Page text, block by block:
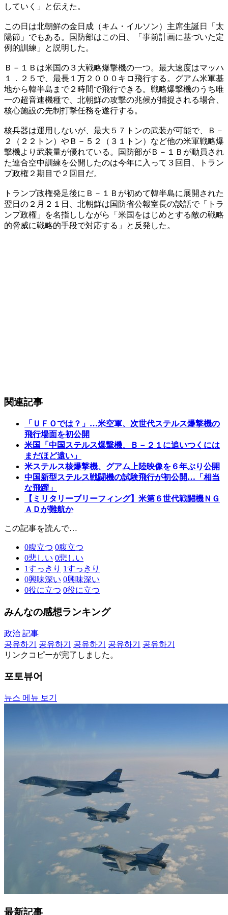
していく」と伝えた。
この日は北朝鮮の金日成（キム・イルソン）主席生誕日「太
陽節」でもある。国防部はこの日、「事前計画に基づいた定
例的訓練」と説明した。
Ｂ－１Ｂは米国の３大戦略爆撃機の一つ。最大速度はマッハ
１．２５で、最長１万２０００キロ飛行する。グアム米軍基
地から韓半島まで２時間で飛行できる。戦略爆撃機のうち唯
一の超音速機種で、北朝鮮の攻撃の兆候が捕捉される場合、
核心施設の先制打撃任務を遂行する。
核兵器は運用しないが、最大５７トンの武装が可能で、Ｂ－
２（２２トン）やＢ－５２（３１トン）など他の米軍戦略爆
撃機より武装量が優れている。国防部がＢ－１Ｂが動員され
た連合空中訓練を公開したのは今年に入って３回目、トラン
プ政権２期目で２回目だ。
トランプ政権発足後にＢ－１Ｂが初めて韓半島に展開された
翌日の２月２１日、北朝鮮は国防省公報室長の談話で「トラ
ンプ政権」を名指ししながら「米国をはじめとする敵の戦略
的脅威に戦略的手段で対応する」と反発した。
関連記事
「ＵＦＯでは？」…米空軍、次世代ステルス爆撃機の
飛行場面を初公開
米国「中国ステルス爆撃機、Ｂ－２１に追いつくには
まだほど遠い」
米ステルス核爆撃機、グアム上陸映像を６年ぶり公開
中国新型ステルス戦闘機の試験飛行が初公開…「相当
な飛躍」
【ミリタリーブリーフィング】米第６世代戦闘機ＮＧ
ＡＤが難航か
この記事を読んで…
0腹立つ 0腹立つ
0悲しい 0悲しい
1すっきり 1すっきり
0興味深い 0興味深い
0役に立つ 0役に立つ
みんなの感想ランキング
政治 記事
공유하기
공유하기 공유하기 공유하기
공유하기
リンクコピーが完了しました。
포토뷰어
뉴스 메뉴 보기
最新記事